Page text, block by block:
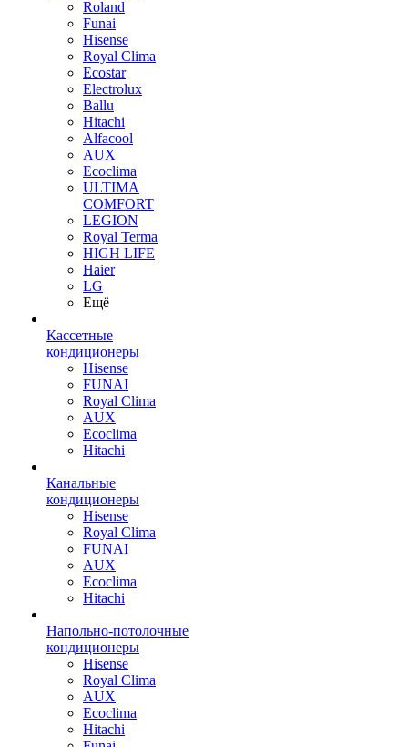
Roland
Funai
Hisense
Royal Clima
Ecostar
Electrolux
Ballu
Hitachi
Alfacool
AUX
Ecoclima
ULTIMA
COMFORT
LEGION
Royal Terma
HIGH LIFE
Haier
LG
Ещё
Кассетные
кондиционеры
Hisense
FUNAI
Royal Clima
AUX
Ecoclima
Hitachi
Канальные
кондиционеры
Hisense
Royal Clima
FUNAI
AUX
Ecoclima
Hitachi
Напольно-потолочные
кондиционеры
Hisense
Royal Clima
AUX
Ecoclima
Hitachi